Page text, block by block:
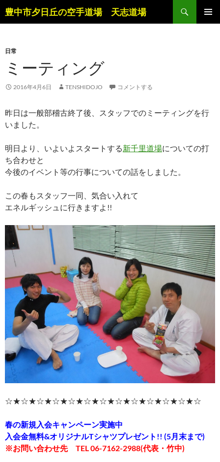
ン
ツ
キ
プ
豊中市夕日丘の空手道場 天志道場
検
索
日常
ミーティング
2016年4月6日 TENSHIDOJO コメントする
昨日は一般部稽古終了後、スタッフでのミーティングを行
いました。
明日より、いよいよスタートする新千里道場についての打
ち合わせと
今後のイベント等の行事についての話をしました。
この春もスタッフ一同、気合い入れて
エネルギッシュに行きますよ!!
☆★☆★☆★☆★☆★☆★☆★☆★☆★☆★☆★☆★☆
春の新規入会キャンペーン実施中
入会金無料&オリジナルTシャツプレゼント!! (5月末まで)
※お問い合わせ先 TEL 06-7162-2988(代表・竹中)